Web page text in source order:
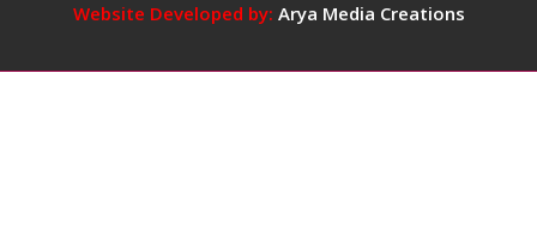
5
Website Developed by: Arya Media Creations